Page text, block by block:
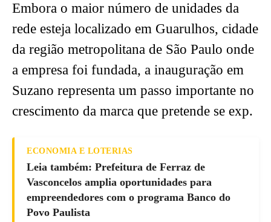
Embora o maior número de unidades da
rede esteja localizado em Guarulhos, cidade
da região metropolitana de São Paulo onde
a empresa foi fundada, a inauguração em
Suzano representa um passo importante no
crescimento da marca que pretende se exp.
ECONOMIA E LOTERIAS
Leia também: Prefeitura de Ferraz de
Vasconcelos amplia oportunidades para
empreendedores com o programa Banco do
Povo Paulista